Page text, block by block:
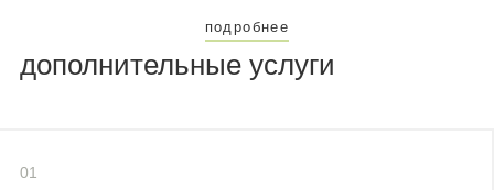
подробнее
дополнительные услуги
01